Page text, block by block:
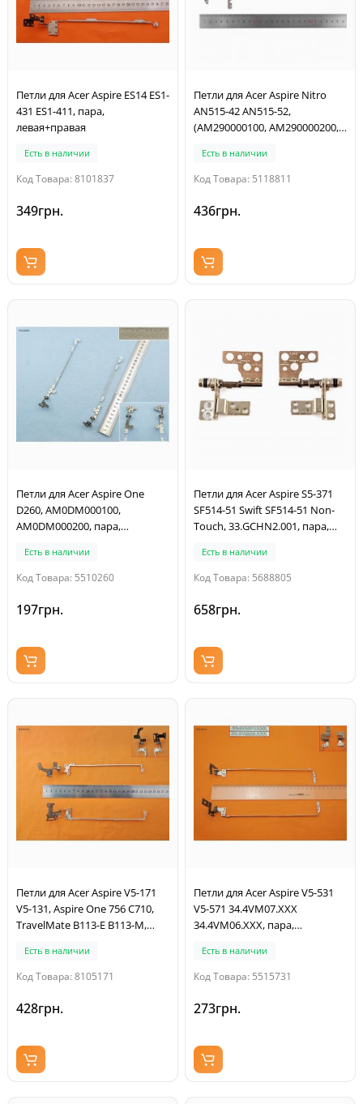
Петли для Acer Aspire ES14 ES1-
431 ES1-411, пара,
левая+правая
Есть в наличии
Код Товара: 8101837
349грн.
Петли для Acer Aspire Nitro
AN515-42 AN515-52,
(AM290000100, AM290000200,
левая+правая)
Есть в наличии
Код Товара: 5118811
436грн.
Петли для Acer Aspire One
D260, AM0DM000100,
AM0DM000200, пара,
Есть в наличии
Код Товара: 5510260
197грн.
Петли для Acer Aspire S5-371
SF514-51 Swift SF514-51 Non-
Touch, 33.GCHN2.001, пара,
Есть в наличии
Код Товара: 5688805
658грн.
Петли для Acer Aspire V5-171
V5-131, Aspire One 756 C710,
TravelMate B113-E B113-M,
Есть в наличии
Код Товара: 8105171
428грн.
Петли для Acer Aspire V5-531
V5-571 34.4VM07.XXX
34.4VM06.XXX, пара,
Есть в наличии
Код Товара: 5515731
273грн.